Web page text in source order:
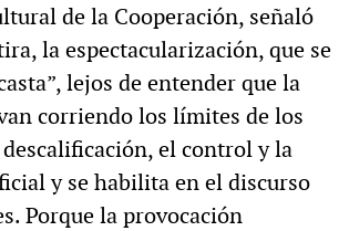
de la Cooperación, señaló
la espectacularización, que se
lejos de entender que la
corriendo los límites de los
el control y la
y se habilita en el discurso
Porque la provocación